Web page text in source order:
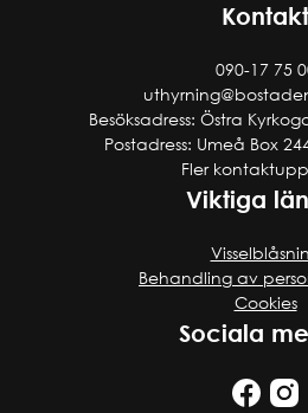
Kontakt
090-17 75
Besöksadress: Östra
Postadress: Umeå Box
Fler
Viktiga
Behandling av
Cookies
Sociala